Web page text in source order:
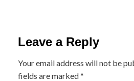
Leave a Reply
Your email address will not be
fields are marked*